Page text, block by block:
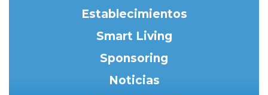
Establecimientos
Smart Living
Sponsoring
Noticias